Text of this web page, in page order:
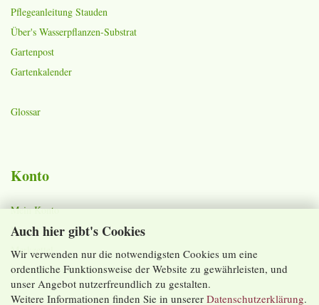
Auch hier gibt's Cookies
Wir verwenden nur die notwendigsten Cookies um eine
ordentliche Funktionsweise der Website zu gewährleisten, und
unser Angebot nutzerfreundlich zu gestalten.
Weitere Informationen finden Sie in unserer Datenschutzerklärung.
Pflegeanleitung Stauden
Über's Wasserpflanzen-Substrat
Gartenpost
Gartenkalender
Glossar
Konto
Mein Konto
Warenkorb
Merkzettel
Lieferzeiten und Versandkosten